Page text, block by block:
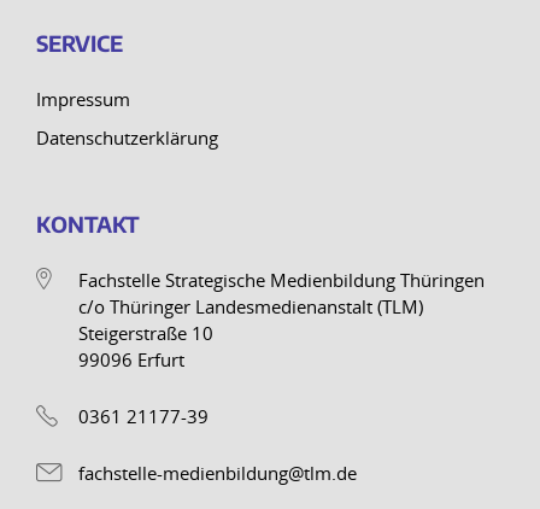
SERVICE
Impressum
Datenschutzerklärung
KONTAKT
Fachstelle Strategische Medienbildung Thüringen
c/o Thüringer Landesmedienanstalt (TLM)
Steigerstraße 10
99096 Erfurt
0361 21177-39
fachstelle-medienbildung@tlm.de